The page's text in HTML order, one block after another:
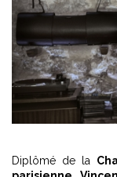
Diplômé de la